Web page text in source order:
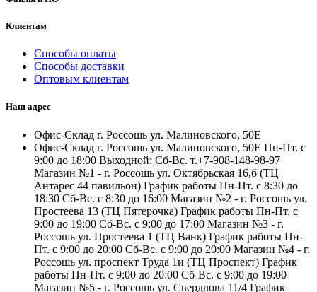
Клиентам
Способы оплаты
Способы доставки
Оптовым клиентам
Наш адрес
Офис-Склад г. Россошь ул. Малиновского, 50Е
Офис-Склад г. Россошь ул. Малиновского, 50Е Пн-Пт. с
9:00 до 18:00 Выходной: Сб-Вс. т.+7-908-148-98-97
Магазин №1 - г. Россошь ул. Октябрьская 16,б (ТЦ
Антарес 44 павильон) График работы Пн-Пт. с 8:30 до
18:30 Сб-Вс. с 8:30 до 16:00 Магазин №2 - г. Россошь ул.
Простеева 13 (ТЦ Пятерочка) График работы Пн-Пт. с
9:00 до 19:00 Сб-Вс. с 9:00 до 17:00 Магазин №3 - г.
Россошь ул. Простеева 1 (ТЦ Ванк) График работы Пн-
Пт. с 9:00 до 20:00 Сб-Вс. с 9:00 до 20:00 Магазин №4 - г.
Россошь ул. проспект Труда 1и (ТЦ Проспект) График
работы Пн-Пт. с 9:00 до 20:00 Сб-Вс. с 9:00 до 19:00
Магазин №5 - г. Россошь ул. Свердлова 11/4 График